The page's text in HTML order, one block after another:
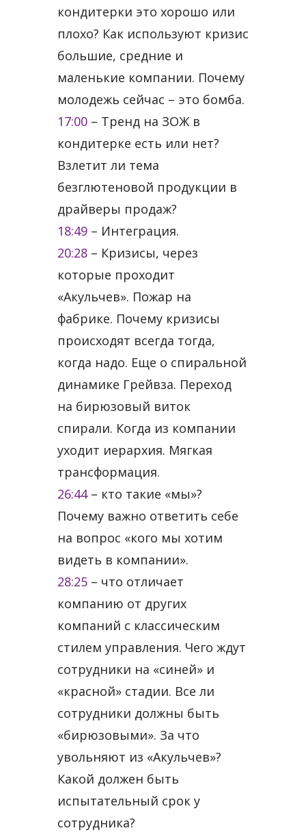
кондитерки это хорошо или
плохо? Как используют кризис
большие, средние и
маленькие компании. Почему
молодежь сейчас – это бомба.
17:00 ​ – Тренд на ЗОЖ в
кондитерке есть или нет?
Взлетит ли тема
безглютеновой продукции в
драйверы продаж?
18:49 ​ – Интеграция.
20:28 ​ – Кризисы, через
которые проходит
«Акульчев». Пожар на
фабрике. Почему кризисы
происходят всегда тогда,
когда надо. Еще о спиральной
динамике Грейвза. Переход
на бирюзовый виток
спирали. Когда из компании
уходит иерархия. Мягкая
трансформация.
26:44​ – кто такие «мы»?
Почему важно ответить себе
на вопрос «кого мы хотим
видеть в компании».
28:25 ​ – что отличает
компанию от других
компаний с классическим
стилем управления. Чего ждут
сотрудники на «синей» и
«красной» стадии. Все ли
сотрудники должны быть
«бирюзовыми». За что
увольняют из «Акульчев»?
Какой должен быть
испытательный срок у
сотрудника?